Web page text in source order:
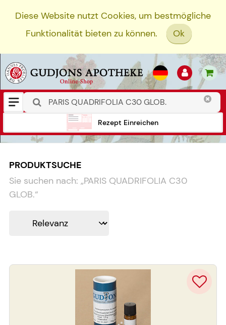
Diese Website nutzt Cookies, um bestmögliche
Funktionalität bieten zu können.
Ok
Rezept Einreichen
PRODUKTSUCHE
Sie suchen nach: „PARIS QUADRIFOLIA C30
GLOB.“